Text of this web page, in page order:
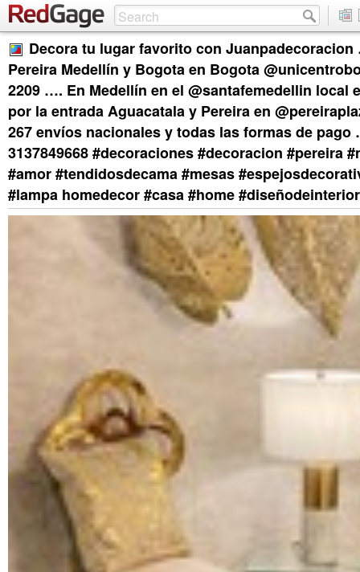
Decora tu lugar favorito con
Pereira Medellín y Bogota en Bogota
2209 …. En Medellín en el @santafemedellin local
por la entrada Aguacatala y Pereira en
267 envíos nacionales y todas las formas de
3137849668 #decoraciones #decoracion #pereira
#amor #tendidosdecama #mesas
#lampa homedecor #casa #home